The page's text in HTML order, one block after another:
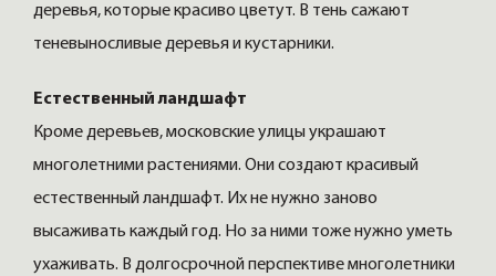
деревья, которые красиво цветут. В тень сажают
теневыносливые деревья и кустарники.
Естественный ландшафт
Кроме деревьев, московские улицы украшают
многолетними растениями. Они создают красивый
естественный ландшафт. Их не нужно заново
высаживать каждый год. Но за ними тоже нужно уметь
ухаживать. В долгосрочной перспективе многолетники